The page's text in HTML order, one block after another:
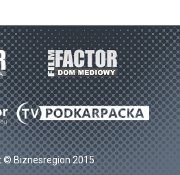
© Biznesregion 2015